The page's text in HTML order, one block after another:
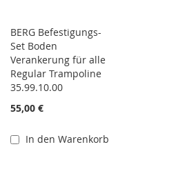
BERG Befestigungs-
Set Boden
Verankerung für alle
Regular Trampoline
35.99.10.00
55,00 €
In den Warenkorb